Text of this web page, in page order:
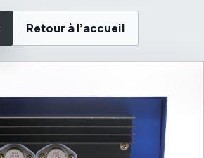
Retour à l’accueil